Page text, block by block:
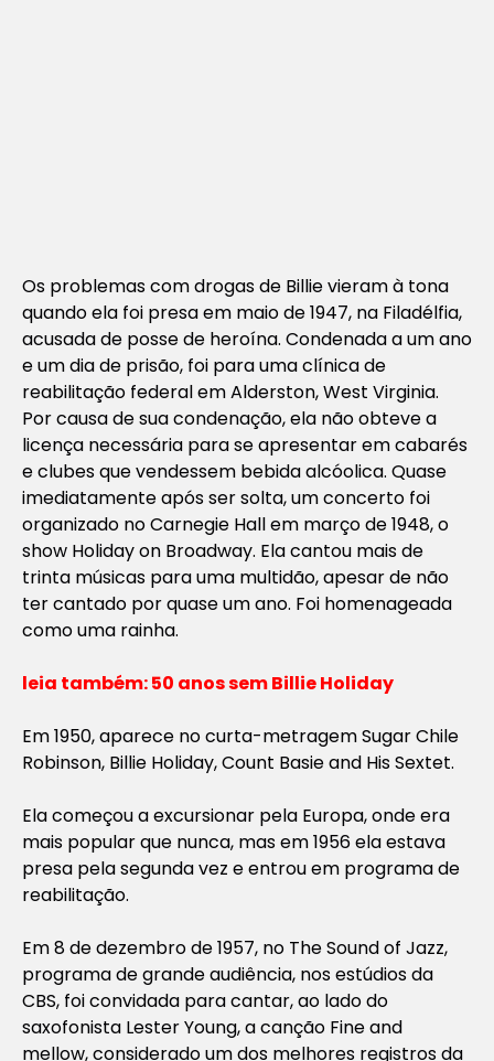
Os problemas com drogas de Billie vieram à tona
quando ela foi presa em maio de 1947, na Filadélfia,
acusada de posse de heroína. Condenada a um ano
e um dia de prisão, foi para uma clínica de
reabilitação federal em Alderston, West Virginia.
Por causa de sua condenação, ela não obteve a
licença necessária para se apresentar em cabarés
e clubes que vendessem bebida alcóolica. Quase
imediatamente após ser solta, um concerto foi
organizado no Carnegie Hall em março de 1948, o
show Holiday on Broadway. Ela cantou mais de
trinta músicas para uma multidão, apesar de não
ter cantado por quase um ano. Foi homenageada
como uma rainha.
leia também:50 anos sem Billie Holiday
Em 1950, aparece no curta-metragem Sugar Chile
Robinson, Billie Holiday, Count Basie and His Sextet.
Ela começou a excursionar pela Europa, onde era
mais popular que nunca, mas em 1956 ela estava
presa pela segunda vez e entrou em programa de
reabilitação.
Em 8 de dezembro de 1957, no The Sound of Jazz,
programa de grande audiência, nos estúdios da
CBS, foi convidada para cantar, ao lado do
saxofonista Lester Young, a canção Fine and
mellow, considerado um dos melhores registros da